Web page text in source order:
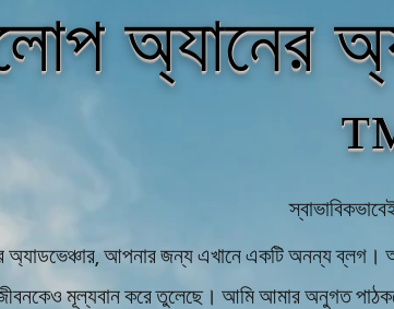
অ্যানের
অ্যাডভেঞ্চার, আপনার জন্য এখানে একটি অনন্য ব্লগ।
মূল্যবান করে তুলেছে। আমি আমার অনুগত